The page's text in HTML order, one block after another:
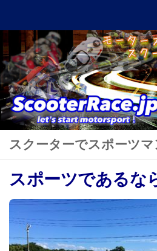
スクーターでスポーツマ
スポーツであるな